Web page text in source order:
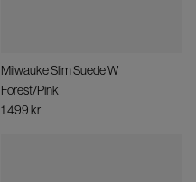
Milwauke Slim Suede W
Forest/Pink
1 499 kr